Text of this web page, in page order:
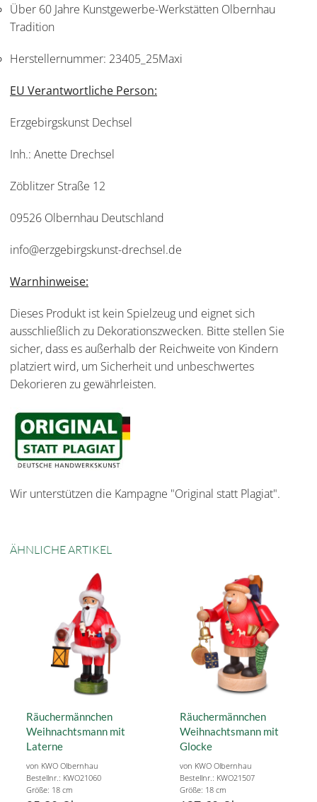
Über 60 Jahre Kunstgewerbe-Werkstätten Olbernhau
Tradition
Herstellernummer: 23405_25Maxi
EU Verantwortliche Person:
Erzgebirgskunst Dechsel
Inh.: Anette Drechsel
Zöblitzer Straße 12
09526 Olbernhau Deutschland
info@erzgebirgskunst-drechsel.de
Warnhinweise:
Dieses Produkt ist kein Spielzeug und eignet sich
ausschließlich zu Dekorationszwecken. Bitte stellen Sie
sicher, dass es außerhalb der Reichweite von Kindern
platziert wird, um Sicherheit und unbeschwertes
Dekorieren zu gewährleisten.
Wir unterstützen die Kampagne "Original statt Plagiat".
ÄHNLICHE ARTIKEL
Räuchermännchen
Weihnachtsmann mit
Laterne
von KWO Olbernhau
Bestellnr.: KWO21060
Größe: 18 cm
Räuchermännchen
Weihnachtsmann mit
Glocke
von KWO Olbernhau
Bestellnr.: KWO21507
Größe: 18 cm